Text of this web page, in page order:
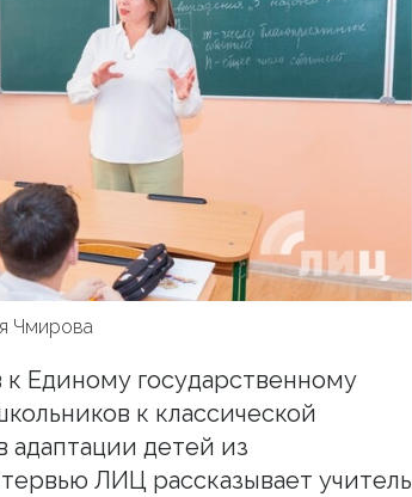
Чмирова
Единому государственному
к классической
адаптации детей из
ЛИЦ рассказывает учитель